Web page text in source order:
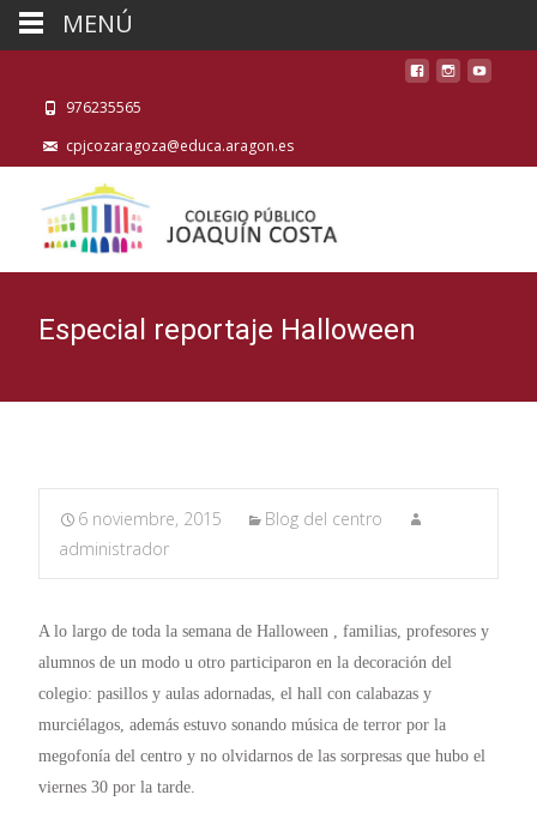
976235565
cpjcozaragoza@educa.aragon.es
Especial reportaje Halloween
6 noviembre, 2015
Blog del centro
administrador
A lo largo de toda la semana de Halloween , familias, profesores y
alumnos de un modo u otro participaron en la decoración del
colegio: pasillos y aulas adornadas, el hall con calabazas y
murciélagos, además estuvo sonando música de terror por la
megofonía del centro y no olvidarnos de las sorpresas que hubo el
viernes 30 por la tarde.
MENÚ